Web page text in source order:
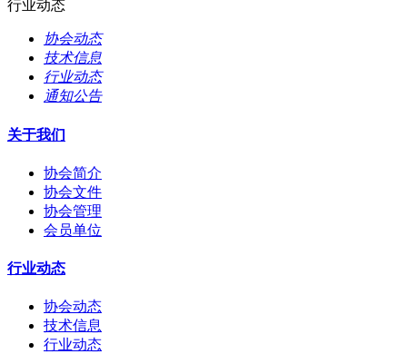
行业动态
协会动态
技术信息
行业动态
通知公告
关于我们
协会简介
协会文件
协会管理
会员单位
行业动态
协会动态
技术信息
行业动态